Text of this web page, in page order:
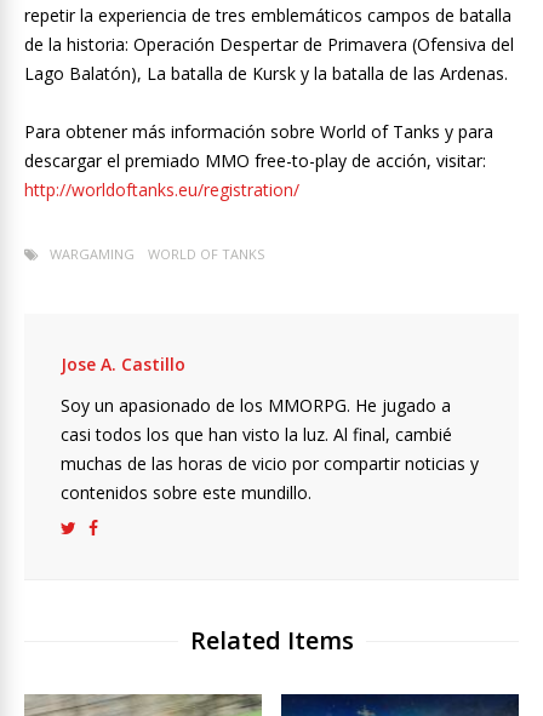
repetir la experiencia de tres emblemáticos campos de batalla
de la historia: Operación Despertar de Primavera (Ofensiva del
Lago Balatón), La batalla de Kursk y la batalla de las Ardenas.
Para obtener más información sobre World of Tanks y para
descargar el premiado MMO free-to-play de acción, visitar:
http://worldoftanks.eu/registration/
WARGAMING WORLD OF TANKS
Jose A. Castillo
Soy un apasionado de los MMORPG. He jugado a
casi todos los que han visto la luz. Al final, cambié
muchas de las horas de vicio por compartir noticias y
contenidos sobre este mundillo.
Related Items